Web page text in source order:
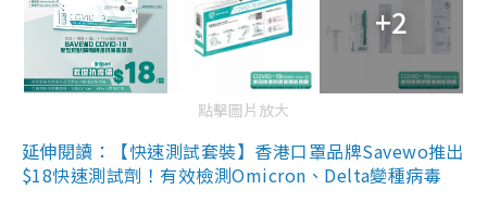
+2
點擊圖片放大
延伸閱讀：【快速測試套裝】香港口罩品牌Savewo推出
$18快速測試劑！有效檢測Omicron、Delta變種病毒